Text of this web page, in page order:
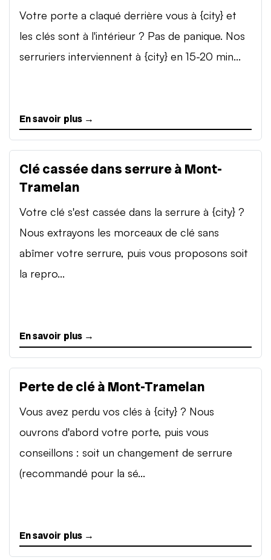
Votre porte a claqué derrière vous à {city} et
les clés sont à l'intérieur ? Pas de panique. Nos
serruriers interviennent à {city} en 15-20 min...
En savoir plus →
Clé cassée dans serrure à Mont-
Tramelan
Votre clé s'est cassée dans la serrure à {city} ?
Nous extrayons les morceaux de clé sans
abîmer votre serrure, puis vous proposons soit
la repro...
En savoir plus →
Perte de clé à Mont-Tramelan
Vous avez perdu vos clés à {city} ? Nous
ouvrons d'abord votre porte, puis vous
conseillons : soit un changement de serrure
(recommandé pour la sé...
En savoir plus →